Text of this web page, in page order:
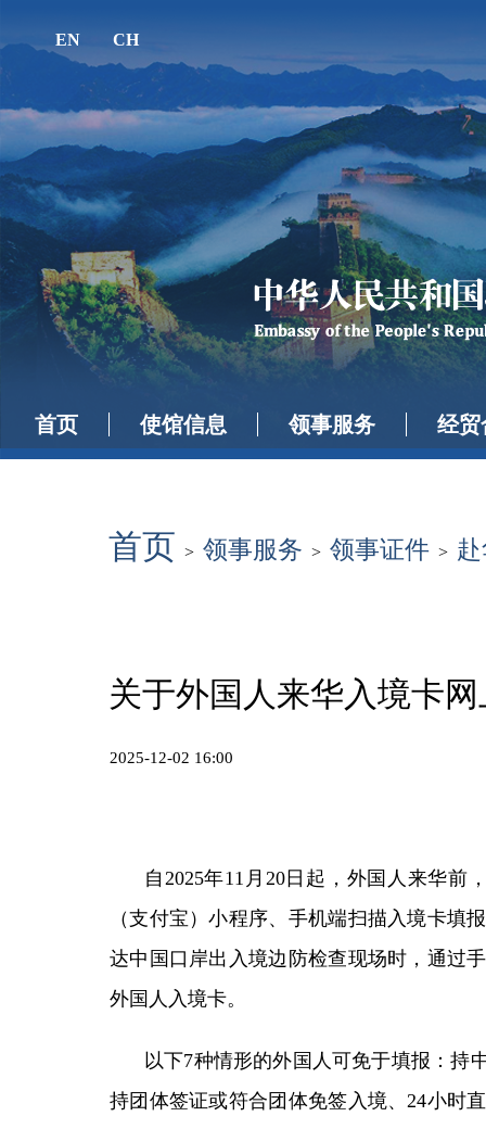
EN CH
首页 使馆信息 领事服务 经贸
首页 > 领事服务 > 领事证件 >
关于外国人来华入境卡
2025-12-02 16:00
自2025年11月20日起，外国人来华前
（支付宝）小程序、手机端扫描入境卡
达中国口岸出入境边防检查现场时，通过
外国人入境卡。
以下7种情形的外国人可免于填报：持
持团体签证或符合团体免签入境、24小时